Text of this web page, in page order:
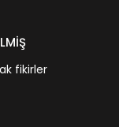
fikirler